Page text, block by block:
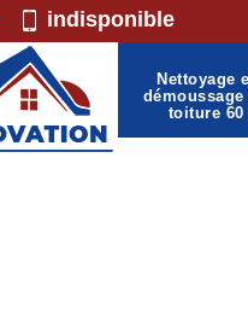
indisponible
Nettoyage
démoussage
toiture 60